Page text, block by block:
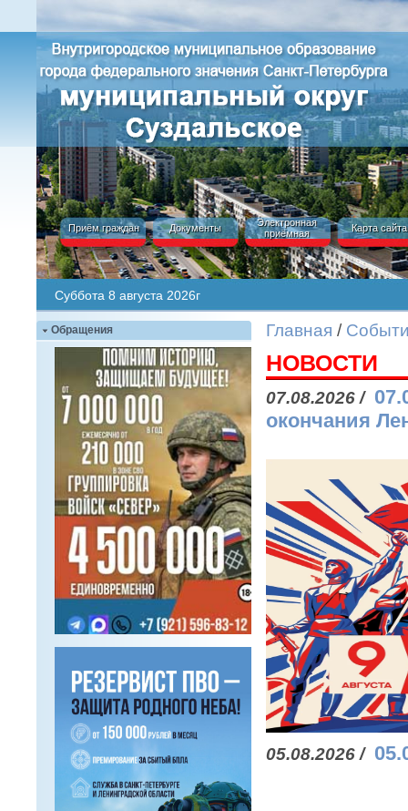
Приём граждан Документы
Электронная
приёмная
Карта сайта
Суббота 8 августа 2026г
Обращения Главная /
НОВОСТИ
07.08.2026 /
окончания
05.08.2026 /